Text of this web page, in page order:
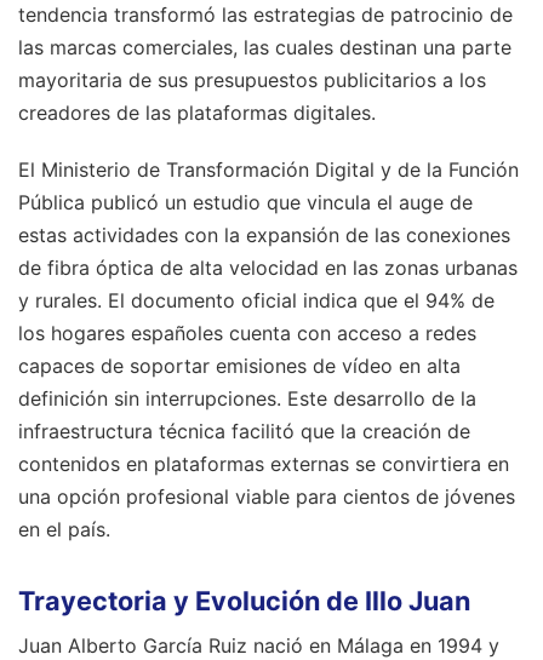
tendencia transformó las estrategias de patrocinio de
las marcas comerciales, las cuales destinan una parte
mayoritaria de sus presupuestos publicitarios a los
creadores de las plataformas digitales.
El Ministerio de Transformación Digital y de la Función
Pública publicó un estudio que vincula el auge de
estas actividades con la expansión de las conexiones
de fibra óptica de alta velocidad en las zonas urbanas
y rurales. El documento oficial indica que el 94% de
los hogares españoles cuenta con acceso a redes
capaces de soportar emisiones de vídeo en alta
definición sin interrupciones. Este desarrollo de la
infraestructura técnica facilitó que la creación de
contenidos en plataformas externas se convirtiera en
una opción profesional viable para cientos de jóvenes
en el país.
Trayectoria y Evolución de Illo Juan
Juan Alberto García Ruiz nació en Málaga en 1994 y